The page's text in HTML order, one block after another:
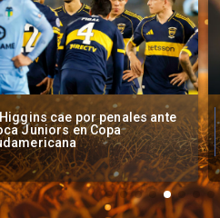
de apuestas online
acelerar regulación en